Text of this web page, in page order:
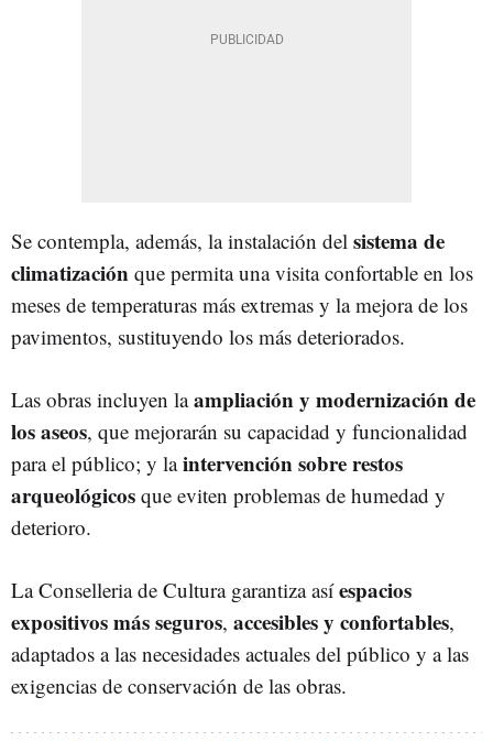
Se contempla, además, la instalación del sistema de
climatización que permita una visita confortable en los
meses de temperaturas más extremas y la mejora de los
pavimentos, sustituyendo los más deteriorados.
Las obras incluyen laampliación y modernización de
los aseos, que mejorarán su capacidad y funcionalidad
para el público; y laintervención sobre restos
arqueológicos que eviten problemas de humedad y
deterioro.
La Conselleria de Cultura garantiza asíespacios
expositivos más seguros, accesibles y confortables,
adaptados a las necesidades actuales del público y a las
exigencias de conservación de las obras.